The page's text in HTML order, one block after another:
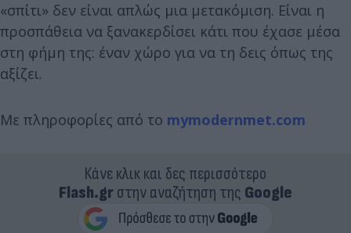
«σπίτι» δεν είναι απλώς μια μετακόμιση. Είναι η
προσπάθεια να ξανακερδίσει κάτι που έχασε μέσα
στη φήμη της: έναν χώρο για να τη δεις όπως της
αξίζει.
Με πληροφορίες από το mymodernmet.com
Κάνε κλικ και δες περισσότερο
Flash.grστην αναζήτηση της Google